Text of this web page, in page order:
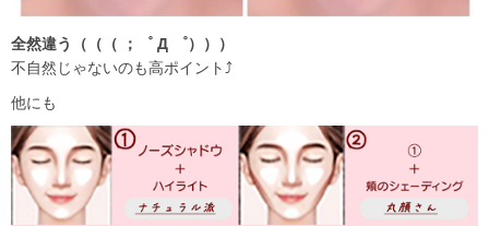
全然違う（（（ ；゜ Д ゜）））
不自然じゃないのも高ポイント⤴︎
他にも